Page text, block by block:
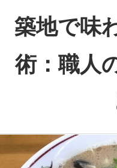
築地で味
術：職人
人
の